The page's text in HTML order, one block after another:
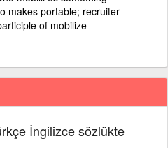
makes portable; recruiter
of mobilize
İngilizce sözlükte